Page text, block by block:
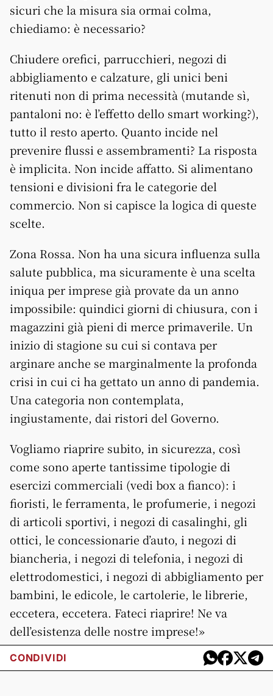
sicuri che la misura sia ormai colma,
chiediamo: è necessario?
Chiudere orefici, parrucchieri, negozi di
abbigliamento e calzature, gli unici beni
ritenuti non di prima necessità (mutande sì,
pantaloni no: è l’effetto dello smart working?),
tutto il resto aperto. Quanto incide nel
prevenire flussi e assembramenti? La risposta
è implicita. Non incide affatto. Si alimentano
tensioni e divisioni fra le categorie del
commercio. Non si capisce la logica di queste
scelte.
Zona Rossa. Non ha una sicura influenza sulla
salute pubblica, ma sicuramente è una scelta
iniqua per imprese già provate da un anno
impossibile: quindici giorni di chiusura, con i
magazzini già pieni di merce primaverile. Un
inizio di stagione su cui si contava per
arginare anche se marginalmente la profonda
crisi in cui ci ha gettato un anno di pandemia.
Una categoria non contemplata,
ingiustamente, dai ristori del Governo.
Vogliamo riaprire subito, in sicurezza, così
come sono aperte tantissime tipologie di
esercizi commerciali (vedi box a fianco): i
fioristi, le ferramenta, le profumerie, i negozi
di articoli sportivi, i negozi di casalinghi, gli
ottici, le concessionarie d’auto, i negozi di
biancheria, i negozi di telefonia, i negozi di
elettrodomestici, i negozi di abbigliamento per
bambini, le edicole, le cartolerie, le librerie,
eccetera, eccetera. Fateci riaprire! Ne va
dell’esistenza delle nostre imprese!»
CONDIVIDI